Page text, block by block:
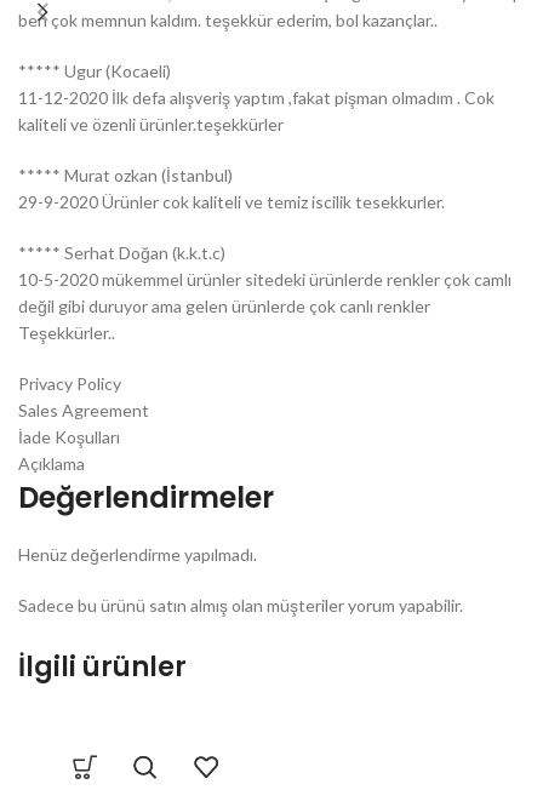
ben çok memnun kaldım. teşekkür ederim, bol kazançlar..
***** Ugur (Kocaeli)
11-12-2020 İlk defa alışveriş yaptım ,fakat pişman olmadım . Cok
kaliteli ve özenli ürünler.teşekkürler
***** Murat ozkan (İstanbul)
29-9-2020 Ürünler cok kaliteli ve temiz iscilik tesekkurler.
***** Serhat Doğan (k.k.t.c)
10-5-2020 mükemmel ürünler sitedeki ürünlerde renkler çok camlı
değil gibi duruyor ama gelen ürünlerde çok canlı renkler
Teşekkürler..
Privacy Policy
Sales Agreement
İade Koşulları
Açıklama
Değerlendirmeler
Henüz değerlendirme yapılmadı.
Sadece bu ürünü satın almış olan müşteriler yorum yapabilir.
İlgili ürünler